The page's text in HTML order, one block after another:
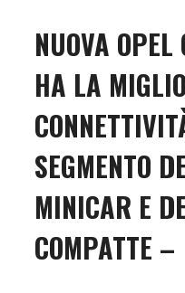
NUOVA OPEL
HA LA
SEGMENTO
MINICAR E
COMPATTE –